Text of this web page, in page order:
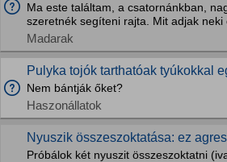
Ma este találtam, a csatornánkban,
szeretnék segíteni rajta. Mit adjak neki
Madarak
Pulyka tojók tarthatóak tyúkokkal
Nem bántják őket?
Haszonállatok
Nyuszik összeszoktatása: ez
Próbálok két nyuszit összeszoktatni